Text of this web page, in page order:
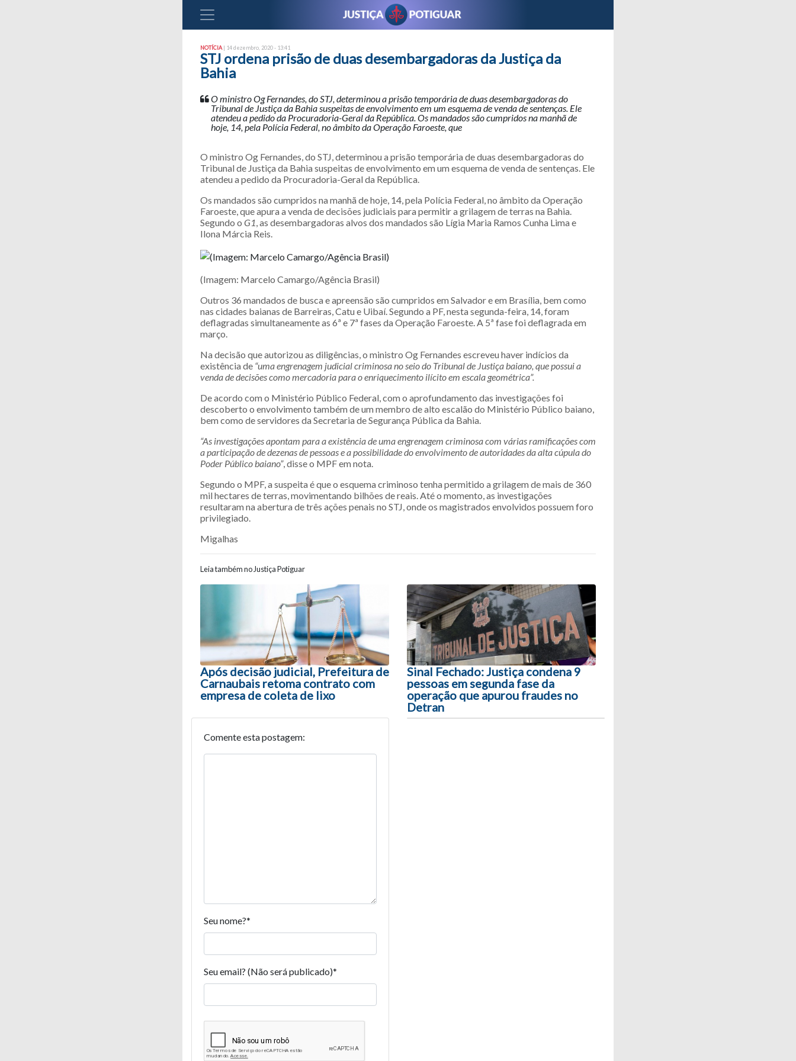
NOTÍCIA | 14 dezembro, 2020 - 13:41
STJ ordena prisão de duas desembargadoras da Justiça da
Bahia
O ministro Og Fernandes, do STJ, determinou a prisão temporária de duas desembargadoras do
Tribunal de Justiça da Bahia suspeitas de envolvimento em um esquema de venda de sentenças. Ele
atendeu a pedido da Procuradoria-Geral da República. Os mandados são cumpridos na manhã de
hoje, 14, pela Polícia Federal, no âmbito da Operação Faroeste, que
O ministro Og Fernandes, do STJ, determinou a prisão temporária de duas desembargadoras do
Tribunal de Justiça da Bahia suspeitas de envolvimento em um esquema de venda de sentenças. Ele
atendeu a pedido da Procuradoria-Geral da República.
Os mandados são cumpridos na manhã de hoje, 14, pela Polícia Federal, no âmbito da Operação
Faroeste, que apura a venda de decisões judiciais para permitir a grilagem de terras na Bahia.
Segundo o G1, as desembargadoras alvos dos mandados são Lígia Maria Ramos Cunha Lima e
Ilona Márcia Reis.
(Imagem: Marcelo Camargo/Agência Brasil)
Outros 36 mandados de busca e apreensão são cumpridos em Salvador e em Brasília, bem como
nas cidades baianas de Barreiras, Catu e Uibaí. Segundo a PF, nesta segunda-feira, 14, foram
deflagradas simultaneamente as 6ª e 7ª fases da Operação Faroeste. A 5ª fase foi deflagrada em
março.
Na decisão que autorizou as diligências, o ministro Og Fernandes escreveu haver indícios da
existência de “uma engrenagem judicial criminosa no seio do Tribunal de Justiça baiano, que possui a
venda de decisões como mercadoria para o enriquecimento ilícito em escala geométrica”.
De acordo com o Ministério Público Federal, com o aprofundamento das investigações foi
descoberto o envolvimento também de um membro de alto escalão do Ministério Público baiano,
bem como de servidores da Secretaria de Segurança Pública da Bahia.
“As investigações apontam para a existência de uma engrenagem criminosa com várias ramificações com
a participação de dezenas de pessoas e a possibilidade do envolvimento de autoridades da alta cúpula do
Poder Público baiano”, disse o MPF em nota.
Segundo o MPF, a suspeita é que o esquema criminoso tenha permitido a grilagem de mais de 360
mil hectares de terras, movimentando bilhões de reais. Até o momento, as investigações
resultaram na abertura de três ações penais no STJ, onde os magistrados envolvidos possuem foro
privilegiado.
Migalhas
Leia também no Justiça Potiguar
Navegação entre posts
Após decisão judicial, Prefeitura de
Carnaubais retoma contrato com
empresa de coleta de lixo
Sinal Fechado: Justiça condena 9
pessoas em segunda fase da
operação que apurou fraudes no
Detran
Comente esta postagem:
Seu nome?*
Seu email? (Não será publicado)*